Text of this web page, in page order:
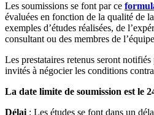
Les soumissions se font par ce
évaluées en fonction de la qualité de
exemples d’études réalisées, de
consultant ou des membres de
Les prestataires retenus seront
invités à négocier les conditions
La date limite de soumission est le
Délai : Les études se font dans un